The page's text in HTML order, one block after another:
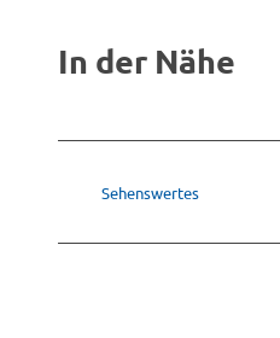
In der Nähe
Sehenswertes